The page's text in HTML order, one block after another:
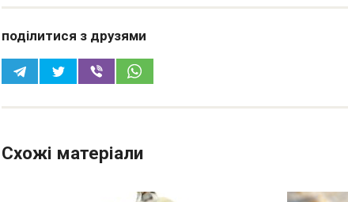
поділитися з друзями
Схожі матеріали